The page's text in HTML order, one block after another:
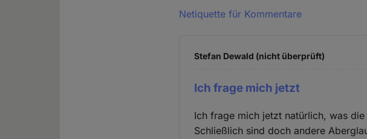
Netiquette für Kommentare
Stefan Dewald (nicht überprüft)
Ich frage mich jetzt
Ich frage mich jetzt natürlich, was
Schließlich sind doch andere